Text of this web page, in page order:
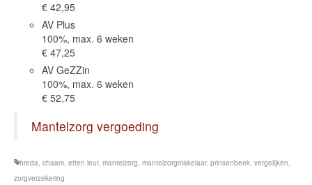
€ 42,95
AV Plus
100%, max. 6 weken
€ 47,25
AV GeZZin
100%, max. 6 weken
€ 52,75
Mantelzorg vergoeding
breda, chaam, etten leur, mantelzorg, mantelzorgmakelaar, prinsenbeek, vergelijken,
zorgverzekering